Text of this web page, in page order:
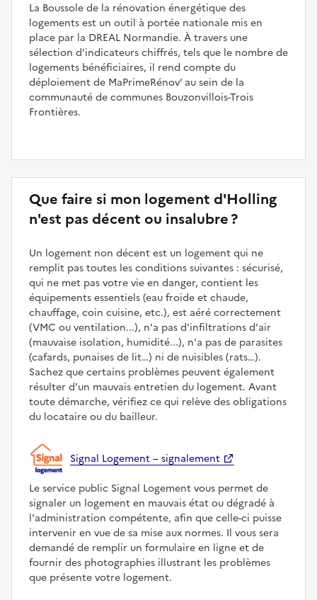
La Boussole de la rénovation énergétique des
logements est un outil à portée nationale mis en
place par la DREAL Normandie. À travers une
sélection d'indicateurs chiffrés, tels que le nombre de
logements bénéficiaires, il rend compte du
déploiement de MaPrimeRénov’ au sein de la
communauté de communes Bouzonvillois-Trois
Frontières.
Que faire si mon logement d'Holling
n'est pas décent ou insalubre ?
Un logement non décent est un logement qui ne
remplit pas toutes les conditions suivantes : sécurisé,
qui ne met pas votre vie en danger, contient les
équipements essentiels (eau froide et chaude,
chauffage, coin cuisine, etc.), est aéré correctement
(VMC ou ventilation...), n'a pas d'infiltrations d'air
(mauvaise isolation, humidité...), n'a pas de parasites
(cafards, punaises de lit…) ni de nuisibles (rats…).
Sachez que certains problèmes peuvent également
résulter d'un mauvais entretien du logement. Avant
toute démarche, vérifiez ce qui relève des obligations
du locataire ou du bailleur.
Signal Logement – signalement
Le service public Signal Logement vous permet de
signaler un logement en mauvais état ou dégradé à
l'administration compétente, afin que celle-ci puisse
intervenir en vue de sa mise aux normes. Il vous sera
demandé de remplir un formulaire en ligne et de
fournir des photographies illustrant les problèmes
que présente votre logement.